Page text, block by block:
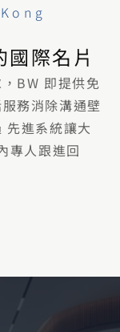
際名片
BW 即提供免
務消除溝通壁
先進系統讓大
專人跟進回